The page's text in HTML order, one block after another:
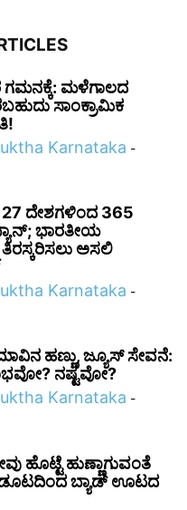
ಗಮನಕ್ಕೆ: ಮಳೆಗಾಲದ
ಸಾಂಕ್ರಾಮಿಕ
Karnataka -
ದೇಶಗಳಿಂದ 365
ಭಾರತೀಯ
ತಿರಸ್ಕರಿಸಲು ಅಸಲಿ
Karnataka -
ಹಣ್ಣು, ಜ್ಯೂಸ್ ಸೇವನೆ:
ನಷ್ಟವೋ?
Karnataka -
ಹೊಟ್ಟೆ ಹುಣ್ಣಾಗುವಂತೆ
ಬ್ಯಾಡ್ ಊಟದ